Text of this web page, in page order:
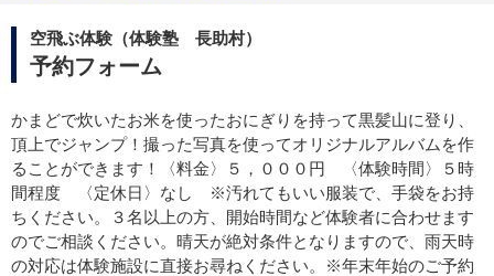
空飛ぶ体験（体験塾 長助村）
予約フォーム
かまどで炊いたお米を使ったおにぎりを持って黒髪山に登り、
頂上でジャンプ！撮った写真を使ってオリジナルアルバムを作
ることができます！〈料金〉５，０００円 〈体験時間〉５時
間程度 〈定休日〉なし ※汚れてもいい服装で、手袋をお持
ちください。３名以上の方、開始時間など体験者に合わせます
のでご相談ください。晴天が絶対条件となりますので、雨天時
の対応は体験施設に直接お尋ねください。※年末年始のご予約